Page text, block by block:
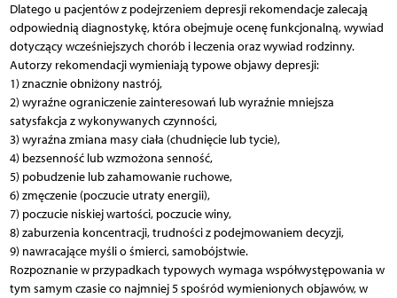
Dlatego u pacjentów z podejrzeniem depresji rekomendacje zalecają
odpowiednią diagnostykę, która obejmuje ocenę funkcjonalną, wywiad
dotyczący wcześniejszych chorób i leczenia oraz wywiad rodzinny.
Autorzy rekomendacji wymieniają typowe objawy depresji:
1) znacznie obniżony nastrój,
2) wyraźne ograniczenie zainteresowań lub wyraźnie mniejsza
satysfakcja z wykonywanych czynności,
3) wyraźna zmiana masy ciała (chudnięcie lub tycie),
4) bezsenność lub wzmożona senność,
5) pobudzenie lub zahamowanie ruchowe,
6) zmęczenie (poczucie utraty energii),
7) poczucie niskiej wartości, poczucie winy,
8) zaburzenia koncentracji, trudności z podejmowaniem decyzji,
9) nawracające myśli o śmierci, samobójstwie.
Rozpoznanie w przypadkach typowych wymaga współwystępowania w
tym samym czasie co najmniej 5 spośród wymienionych objawów, w